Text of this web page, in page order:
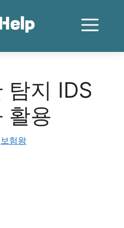
탐지 IDS
활용
보험왕